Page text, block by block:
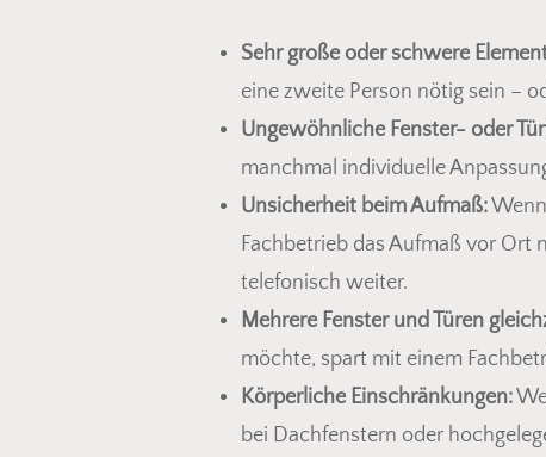
Sehr große oder schwere
eine zweite Person nötig sein –
Ungewöhnliche Fenster- oder
manchmal individuelle
Unsicherheit beim Aufmaß:
Fachbetrieb das Aufmaß vor Ort
telefonisch weiter.
Mehrere Fenster und Türen
möchte, spart mit einem
Körperliche Einschränkungen:
bei Dachfenstern oder